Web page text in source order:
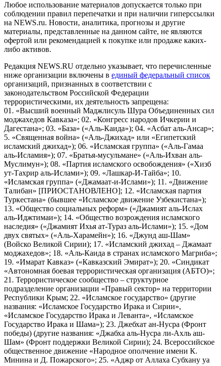
Любое использование материалов допускается только при
соблюдении правил перепечатки и при наличии гиперссылки
на NEWS.ru. Новости, аналитика, прогнозы и другие
материалы, представленные на данном сайте, не являются
офертой или рекомендацией к покупке или продаже каких-
либо активов.
Редакция NEWS.RU отдельно указывает, что перечисленные
ниже организации включены в единый федеральный список
организаций, признанных в соответствии с
законодательством Российской Федерации
террористическими, их деятельность запрещена:
01. «Высший военный Маджлисуль Шура Объединенных сил
моджахедов Кавказа»; 02. «Конгресс народов Ичкерии и
Дагестана»; 03. «База» («Аль-Каида»); 04. «Асбат аль-Ансар»;
5. «Священная война» («Аль-Джихад» или «Египетский
исламский джихад»); 06. «Исламская группа» («Аль-Гамаа
аль-Исламия»); 07. «Братья-мусульмане» («Аль-Ихван аль-
Муслимун»); 08. «Партия исламского освобождения» («Хизб
ут-Тахрир аль-Ислами»); 09. «Лашкар-И-Тайба»; 10.
«Исламская группа» («Джамаат-и-Ислами»); 11. «Движение
Талибан» [ПРИОСТАНОВЛЕНО]; 12. «Исламская партия
Туркестана» (бывшее «Исламское движение Узбекистана»);
13. «Общество социальных реформ» («Джамият аль-Ислах
аль-Иджтимаи»); 14. «Общество возрождения исламского
наследия» («Джамият Ихья ат-Тураз аль-Ислами»); 15. «Дом
двух святых» («Аль-Харамейн»); 16. «Джунд аш-Шам»
(Войско Великой Сирии); 17. «Исламский джихад – Джамаат
моджахедов»; 18. «Аль-Каида в странах исламского Магриба»;
19. «Имарат Кавказ» («Кавказский Эмират»); 20. «Синдикат
«Автономная боевая террористическая организация (АБТО)»;
21. Террористическое сообщество – структурное
подразделение организации «Правый сектор» на территории
Республики Крым; 22. «Исламское государство» (другие
названия: «Исламское Государство Ирака и Сирии»,
«Исламское Государство Ирака и Леванта», «Исламское
Государство Ирака и Шама»); 23. Джебхат ан-Нусра (Фронт
победы) (другие названия: «Джабха аль-Нусра ли-Ахль аш-
Шам» (Фронт поддержки Великой Сирии); 24. Всероссийское
общественное движение «Народное ополчение имени К.
Минина и Д. Пожарского»; 25. «Аджр от Аллаха Субхану уа